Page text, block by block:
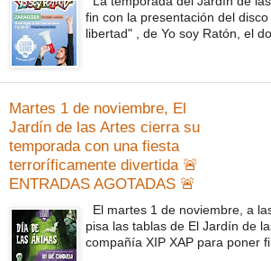
fin con la presentación del
libertad" , de Yo soy Ratón, el
Martes 1 de noviembre, El
Jardín de las Artes cierra su
temporada con una fiesta
terroríficamente divertida 🚨
ENTRADAS AGOTADAS 🚨
El martes 1 de noviembre, a
pisa las tablas de El Jardín de
compañía XIP XAP para poner